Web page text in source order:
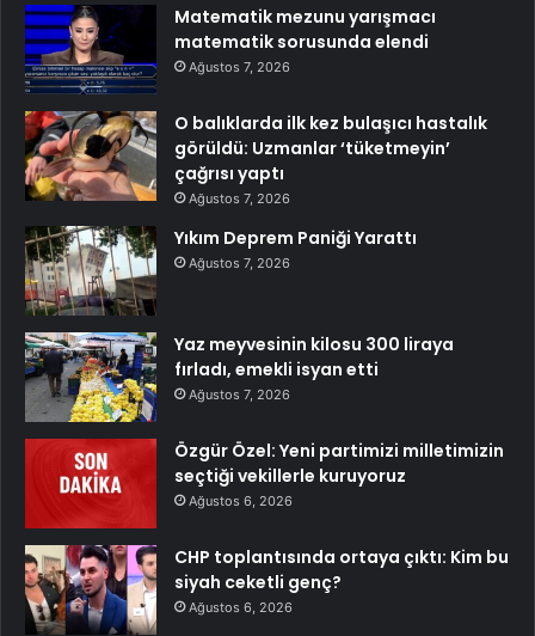
Matematik mezunu yarışmacı
matematik sorusunda elendi
Ağustos 7, 2026
O balıklarda ilk kez bulaşıcı hastalık
görüldü: Uzmanlar ‘tüketmeyin’
çağrısı yaptı
Ağustos 7, 2026
Yıkım Deprem Paniği Yarattı
Ağustos 7, 2026
Yaz meyvesinin kilosu 300 liraya
fırladı, emekli isyan etti
Ağustos 7, 2026
Özgür Özel: Yeni partimizi milletimizin
seçtiği vekillerle kuruyoruz
Ağustos 6, 2026
CHP toplantısında ortaya çıktı: Kim bu
siyah ceketli genç?
Ağustos 6, 2026